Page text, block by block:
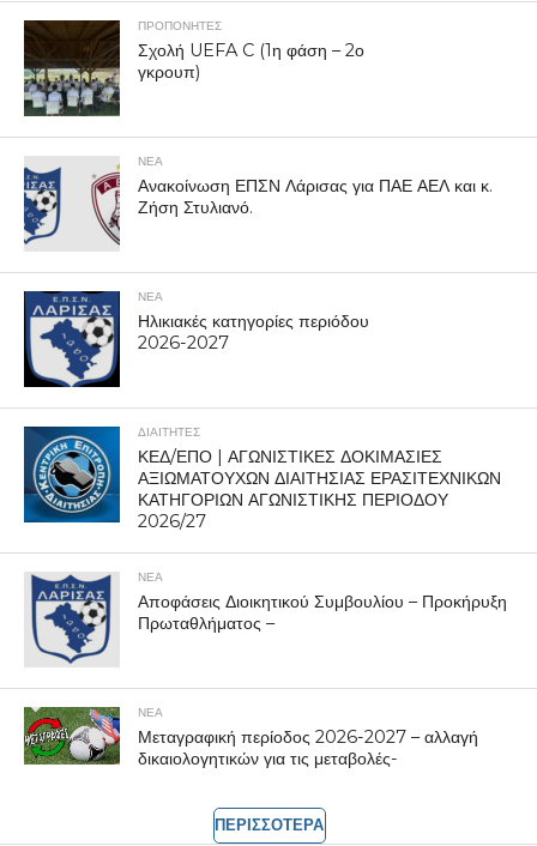
ΠΡΟΠΟΝΗΤΈΣ
Σχολή UEFA C (1η φάση – 2ο
γκρουπ)
ΝΕΑ
Ανακοίνωση ΕΠΣΝ Λάρισας για ΠΑΕ ΑΕΛ και κ.
Ζήση Στυλιανό.
ΝΕΑ
Ηλικιακές κατηγορίες περιόδου
2026-2027
ΔΙΑΙΤΗΤΕΣ
ΚΕΔ/ΕΠΟ | ΑΓΩΝΙΣΤΙΚΕΣ ΔΟΚΙΜΑΣΙΕΣ
ΑΞΙΩΜΑΤΟΥΧΩΝ ΔΙΑΙΤΗΣΙΑΣ ΕΡΑΣΙΤΕΧΝΙΚΩΝ
ΚΑΤΗΓΟΡΙΩΝ ΑΓΩΝΙΣΤΙΚΗΣ ΠΕΡΙΟΔΟΥ
2026/27
ΝΕΑ
Αποφάσεις Διοικητικού Συμβουλίου – Προκήρυξη
Πρωταθλήματος –
ΝΕΑ
Μεταγραφική περίοδος 2026-2027 – αλλαγή
δικαιολογητικών για τις μεταβολές-
ΠΕΡΙΣΣΟΤΕΡΑ